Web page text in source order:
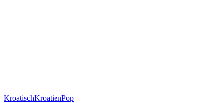
KroatischKroatienPop